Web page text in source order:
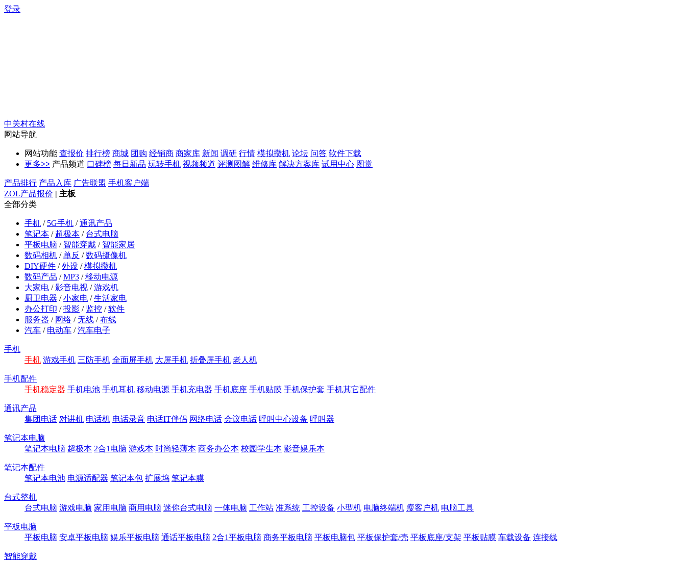
登录
中关村在线
网站导航
网站功能 查报价 排行榜 商城 团购 经销商 商家库 新闻 调研 行情 模拟攒机 论坛 问答 软件下载
更多>> 产品频道 口碑榜 每日新品 玩转手机 视频频道 评测图解 维修库 解决方案库 试用中心 图赏
产品排行 产品入库 广告联盟 手机客户端
ZOL产品报价 | 主板
全部分类
手机 / 5G手机 /通讯产品
笔记本 / 超极本 / 台式电脑
平板电脑 / 智能穿戴 / 智能家居
数码相机 /单反 /数码摄像机
DIY硬件 /外设 /模拟攒机
数码产品 /MP3 /移动电源
大家电 /影音电视 /游戏机
厨卫电器 /小家电 /生活家电
办公打印 /投影 / 监控 /软件
服务器 / 网络 /无线 /布线
汽车 / 电动车 /汽车电子
手机
手机 游戏手机 三防手机 全面屏手机 大屏手机 折叠屏手机 老人机
手机配件
手机稳定器 手机电池 手机耳机 移动电源 手机充电器 手机底座 手机贴膜 手机保护套 手机其它配件
通讯产品
集团电话 对讲机 电话机 电话录音 电话IT伴侣 网络电话 会议电话 呼叫中心设备 呼叫器
笔记本电脑
笔记本电脑 超极本 2合1电脑 游戏本 时尚轻薄本 商务办公本 校园学生本 影音娱乐本
笔记本配件
笔记本电池 电源适配器 笔记本包 扩展坞 笔记本膜
台式整机
台式电脑 游戏电脑 家用电脑 商用电脑 迷你台式电脑 一体电脑 工作站 准系统 工控设备 小型机 电脑终端机 瘦客户机 电脑工具
平板电脑
平板电脑 安卓平板电脑 娱乐平板电脑 通话平板电脑 2合1平板电脑 商务平板电脑 平板电脑包 平板保护套/壳 平板底座/支架 平板贴膜 车载设备 连接线
智能穿戴